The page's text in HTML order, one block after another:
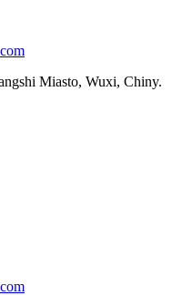
Miasto, Wuxi, Chiny.